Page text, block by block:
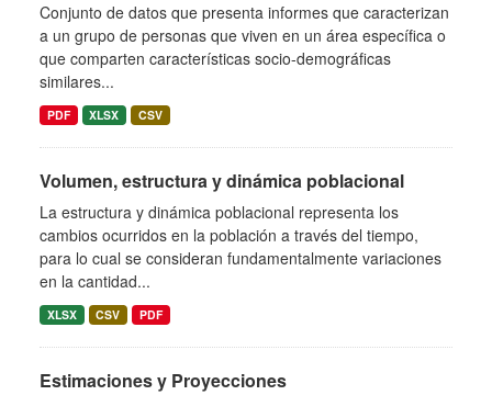
Conjunto de datos que presenta informes que caracterizan
a un grupo de personas que viven en un área específica o
que comparten características socio-demográficas
similares...
PDF XLSX CSV
Volumen, estructura y dinámica poblacional
La estructura y dinámica poblacional representa los
cambios ocurridos en la población a través del tiempo,
para lo cual se consideran fundamentalmente variaciones
en la cantidad...
XLSX CSV PDF
Estimaciones y Proyecciones